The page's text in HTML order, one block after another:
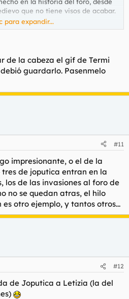
que no tiene visos de acabar.
pelea de Pepi y Pacoporno por la
para expandir...
de la cabeza el gif de Termi
guardarlo. Pasenmelo
#11
impresionante, o el de la
de joputica entran en la
los de las invasiones al foro de
no se quedan atras, el hilo
otro ejemplo, y tantos otros...
#12
de Joputica a Letizia (la del